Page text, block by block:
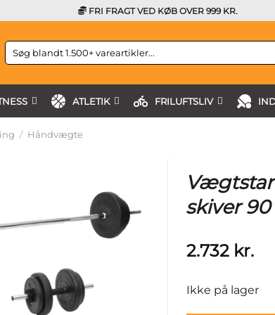
FRI FRAGT VED KØB OVER 999 KR.
Søg
efter:
ATLETIK FRILUFTSLIV
/ Håndvægte
skiver
2.732 kr.
Ikke på lager